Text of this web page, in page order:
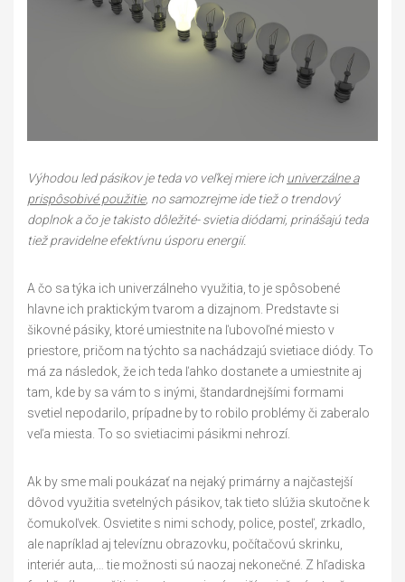
Výhodou led pásikov je teda vo veľkej miere ich univerzálne a
prispôsobivé použitie, no samozrejme ide tiež o trendový
doplnok a čo je takisto dôležité- svietia diódami, prinášajú teda
tiež pravidelne efektívnu úsporu energií.
A čo sa týka ich univerzálneho využitia, to je spôsobené
hlavne ich praktickým tvarom a dizajnom. Predstavte si
šikovné pásiky, ktoré umiestnite na ľubovoľné miesto v
priestore, pričom na týchto sa nachádzajú svietiace diódy. To
má za následok, že ich teda ľahko dostanete a umiestnite aj
tam, kde by sa vám to s inými, štandardnejšími formami
svetiel nepodarilo, prípadne by to robilo problémy či zaberalo
veľa miesta. To so svietiacimi pásikmi nehrozí.
Ak by sme mali poukázať na nejaký primárny a najčastejší
dôvod využitia svetelných pásikov, tak tieto slúžia skutočne k
čomukoľvek. Osvietite s nimi schody, police, posteľ, zrkadlo,
ale napríklad aj televíznu obrazovku, počítačovú skrinku,
interiér auta,… tie možnosti sú naozaj nekonečné. Z hľadiska